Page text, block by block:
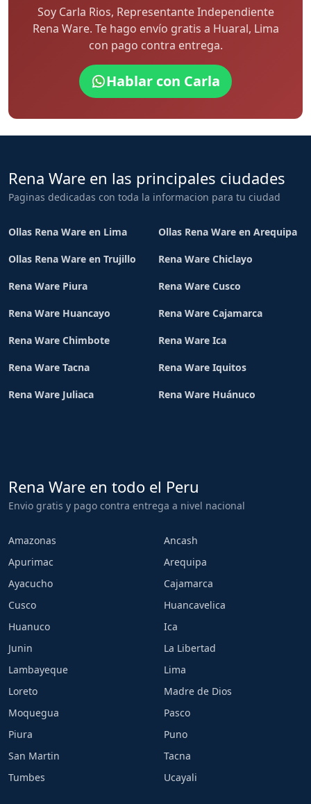
Soy Carla Rios, Representante Independiente
Rena Ware. Te hago envío gratis a Huaral, Lima
con pago contra entrega.
Hablar con Carla
Rena Ware en las principales ciudades
Paginas dedicadas con toda la informacion para tu ciudad
Ollas Rena Ware en Lima Ollas Rena Ware en Arequipa
Ollas Rena Ware en Trujillo Rena Ware Chiclayo
Rena Ware Piura Rena Ware Cusco
Rena Ware Huancayo Rena Ware Cajamarca
Rena Ware Chimbote Rena Ware Ica
Rena Ware Tacna Rena Ware Iquitos
Rena Ware Juliaca Rena Ware Huánuco
Rena Ware en todo el Peru
Envio gratis y pago contra entrega a nivel nacional
Amazonas
Ancash
Apurimac
Arequipa
Ayacucho
Cajamarca
Cusco
Huancavelica
Huanuco
Ica
Junin
La Libertad
Lambayeque
Lima
Loreto
Madre de Dios
Moquegua
Pasco
Piura
Puno
San Martin
Tacna
Tumbes
Ucayali